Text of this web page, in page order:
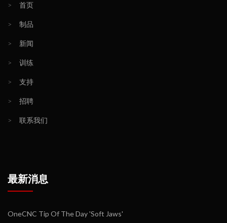
> 首页
> 制品
> 新闻
> 训练
> 支持
> 招聘
> 联系我们
最新消息
OneCNC Tip Of The Day 'Soft Jaws'